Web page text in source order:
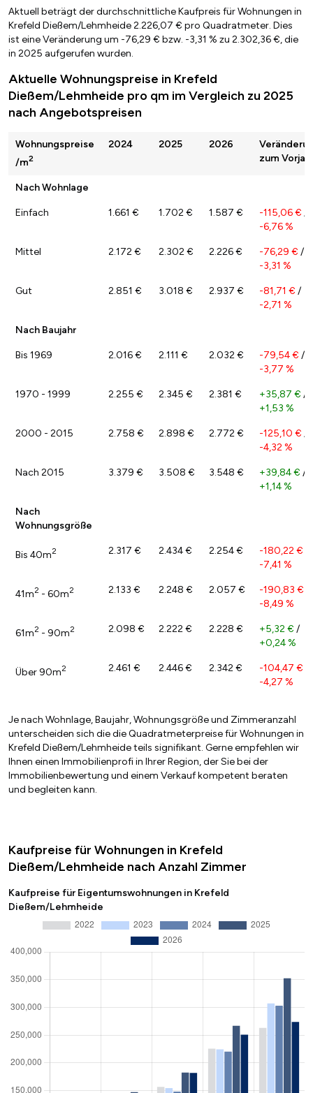
Aktuell beträgt der durchschnittliche Kaufpreis für Wohnungen in
Krefeld Dießem/Lehmheide 2.226,07 € pro Quadratmeter. Dies
ist eine Veränderung um -76,29 € bzw. -3,31 % zu 2.302,36 €, die
in 2025 aufgerufen wurden.
Aktuelle Wohnungspreise in Krefeld
Dießem/Lehmheide pro qm im Vergleich zu 2025
nach Angebotspreisen
Wohnungspreise
/m2
2024 2025 2026
zum
Nach Wohnlage
Einfach 1.661 € 1.702 € 1.587 € -115,06 € /
-6,76 %
Mittel 2.172 € 2.302 € 2.226 € -76,29 € /
-3,31 %
Gut 2.851 € 3.018 € 2.937 € -81,71 € /
-2,71 %
Nach Baujahr
Bis 1969 2.016 € 2.111 € 2.032 € -79,54 € /
-3,77 %
1970 - 1999 2.255 € 2.345 € 2.381 € +35,87 € /
+1,53 %
2000 - 2015 2.758 € 2.898 € 2.772 € -125,10 € /
-4,32 %
Nach 2015 3.379 € 3.508 € 3.548 € +39,84 € /
+1,14 %
Nach
Wohnungsgröße
Bis 40m2 2.317 € 2.434 € 2.254 € -180,22 €
-7,41 %
41m2 - 60m2 2.133 € 2.248 € 2.057 € -190,83 €
-8,49 %
61m2 - 90m2 2.098 € 2.222 € 2.228 € +5,32 € /
+0,24 %
Über 90m2 2.461 € 2.446 € 2.342 € -104,47 €
-4,27 %
Je nach Wohnlage, Baujahr, Wohnungsgröße und Zimmeranzahl
unterscheiden sich die die Quadratmeterpreise für Wohnungen in
Krefeld Dießem/Lehmheide teils signifikant. Gerne empfehlen wir
Ihnen einen Immobilienprofi in Ihrer Region, der Sie bei der
Immobilienbewertung und einem Verkauf kompetent beraten
und begleiten kann.
Kaufpreise für Wohnungen in Krefeld
Dießem/Lehmheide nach Anzahl Zimmer
Kaufpreise für Eigentumswohnungen in Krefeld
Dießem/Lehmheide